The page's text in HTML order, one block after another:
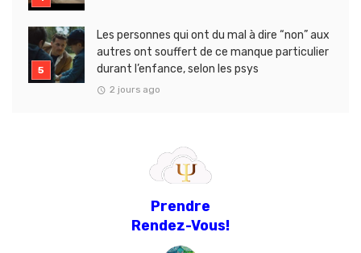
Les personnes qui ont du mal à dire “non” aux
autres ont souffert de ce manque particulier
durant l’enfance, selon les psys
2 jours ago
Prendre
Rendez-Vous!